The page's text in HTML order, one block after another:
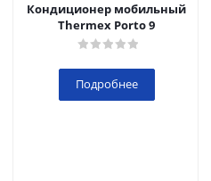
Кондиционер мобильный
Thermex Porto 9
Подробнее